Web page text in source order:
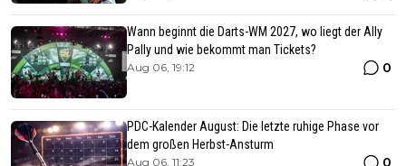
Wann beginnt die Darts-WM 2027, wo liegt der Ally
Pally und wie bekommt man Tickets?
Aug 06, 19:12 0
PDC-Kalender August: Die letzte ruhige Phase vor
dem großen Herbst-Ansturm
Aug 06, 11:23 0